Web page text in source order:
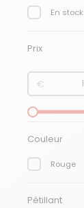
En stock
Prix
de€
Couleur
Rouge
Pétillant